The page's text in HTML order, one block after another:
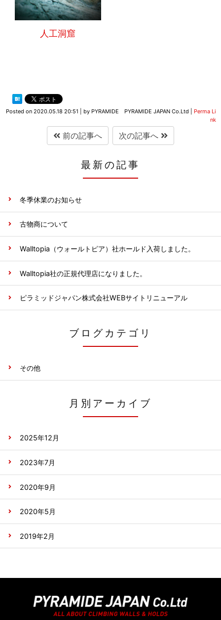
人工洞窟
Posted on 2020.05.18 20:51 by PYRAMIDE PYRAMIDE JAPAN Co.Ltd
Perma Li
nk
前の記事へ 次の記事へ
最新の記事
冬季休業のお知らせ
古物商について
Walltopia（ウォールトピア）社ホールド入荷しました。
Walltopia社の正規代理店になりました。
ピラミッドジャパン株式会社WEBサイトリニューアル
ブログカテゴリ
その他
月別アーカイブ
2025年12月
2023年7月
2020年9月
2020年5月
2019年2月